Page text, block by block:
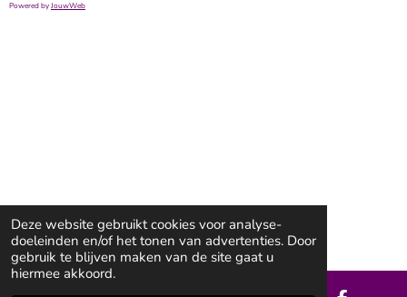
Deze website gebruikt cookies voor analyse-
doeleinden en/of het tonen van advertenties. Door
gebruik te blijven maken van de site gaat u
hiermee akkoord.
Powered byJouwWeb